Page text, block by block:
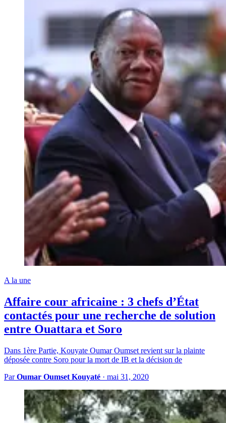
A la une
Affaire cour africaine : 3 chefs d’État
contactés pour une recherche de solution
entre Ouattara et Soro
Dans 1ère Partie, Kouyate Oumar Oumset revient sur la plainte
déposée contre Soro pour la mort de IB et la décision de
ParOumar Oumset Kouyaté · mai 31, 2020